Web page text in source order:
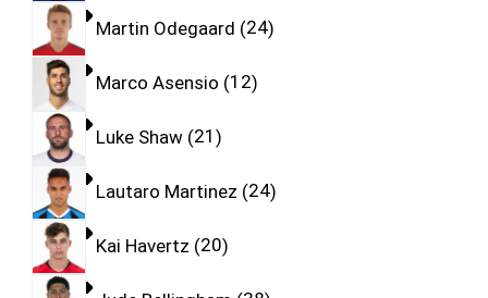
Martin Odegaard 24
Marco Asensio 12
Luke Shaw 21
Lautaro Martinez 24
Kai Havertz 20